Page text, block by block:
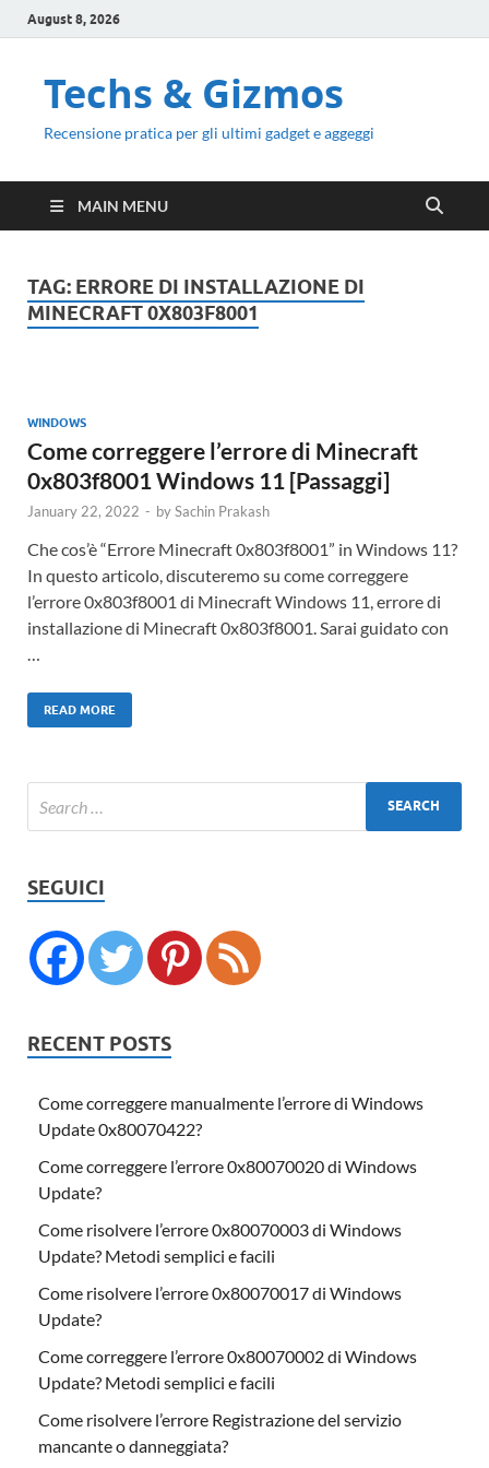
August 8, 2026
Techs & Gizmos
Recensione pratica per gli ultimi gadget e aggeggi
MAIN MENU
TAG: ERRORE DI INSTALLAZIONE DI
MINECRAFT 0X803F8001
WINDOWS
Come correggere l’errore di Minecraft
0x803f8001 Windows 11 [Passaggi]
January 22, 2022 - bySachin Prakash
Che cos’è “Errore Minecraft 0x803f8001” in Windows 11?
In questo articolo, discuteremo su come correggere
l’errore 0x803f8001 di Minecraft Windows 11, errore di
installazione di Minecraft 0x803f8001. Sarai guidato con
READ MORE
SEGUICI
RECENT POSTS
Come correggere manualmente l’errore di Windows
Update 0x80070422?
Come correggere l’errore 0x80070020 di Windows
Update?
Come risolvere l’errore 0x80070003 di Windows
Update? Metodi semplici e facili
Come risolvere l’errore 0x80070017 di Windows
Update?
Come correggere l’errore 0x80070002 di Windows
Update? Metodi semplici e facili
Come risolvere l’errore Registrazione del servizio
mancante o danneggiata?